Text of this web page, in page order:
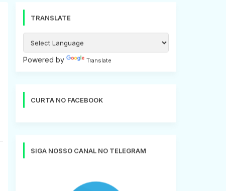
TRANSLATE
Powered by Translate
CURTA NO FACEBOOK
SIGA NOSSO CANAL NO TELEGRAM